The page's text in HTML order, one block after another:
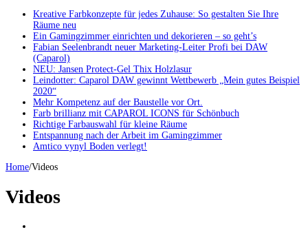
Kreative Farbkonzepte für jedes Zuhause: So gestalten Sie Ihre
Räume neu
Ein Gamingzimmer einrichten und dekorieren – so geht’s
Fabian Seelenbrandt neuer Marketing-Leiter Profi bei DAW
(Caparol)
NEU: Jansen Protect-Gel Thix Holzlasur
Leindotter: Caparol DAW gewinnt Wettbewerb „Mein gutes Beispiel
2020“
Mehr Kompetenz auf der Baustelle vor Ort.
Farb brillianz mit CAPAROL ICONS für Schönbuch
Richtige Farbauswahl für kleine Räume
Entspannung nach der Arbeit im Gamingzimmer
Amtico vynyl Boden verlegt!
Home/Videos
Videos